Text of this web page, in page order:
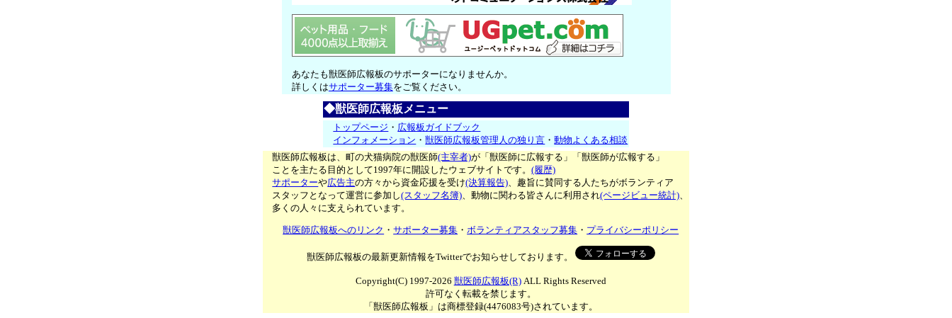
あなたも獣医師広報板のサポーターになりませんか。
詳しくはサポーター募集をご覧ください。
◆獣医師広報板メニュー
トップページ ・ 広報板ガイドブック
インフォメーション ・獣医師広報板管理人の独り言 ・動物よくある相談
獣医師広報板は、町の犬猫病院の獣医師(主宰者)が「獣医師に広報する」「獣医師が広報する」
ことを主たる目的として1997年に開設したウェブサイトです。(履歴)
サポーターや広告主の方々から資金応援を受け(決算報告)、趣旨に賛同する人たちがボランティア
スタッフとなって運営に参加し(スタッフ名簿)、動物に関わる皆さんに利用され(ページビュー統計)、
多くの人々に支えられています。
獣医師広報板へのリンク ・サポーター募集 ・ボランティアスタッフ募集 ・ プライバシーポリシー
獣医師広報板の最新更新情報をTwitterでお知らせしております。
Copyright(C) 1997-2026 獣医師広報板(R)ALL Rights Reserved
許可なく転載を禁じます。
「獣医師広報板」は商標登録(4476083号)されています。